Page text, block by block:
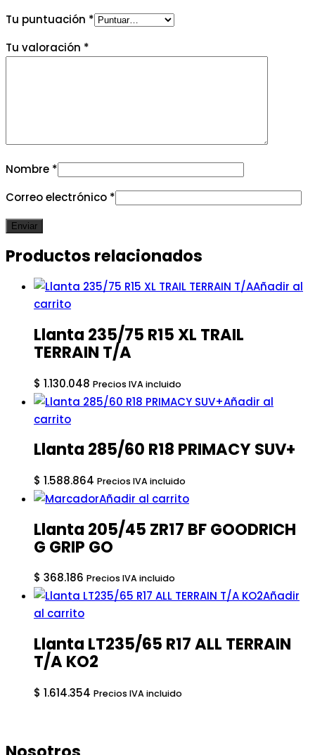
Tu puntuación *
Tu valoración *
Nombre *
Correo electrónico *
Productos relacionados
Añadir al
carrito
Llanta 235/75 R15 XL TRAIL
TERRAIN T/A
$ 1.130.048 Precios IVA incluido
Añadir al
carrito
Llanta 285/60 R18 PRIMACY SUV+
$ 1.588.864 Precios IVA incluido
Añadir al carrito
Llanta 205/45 ZR17 BF GOODRICH
G GRIP GO
$ 368.186 Precios IVA incluido
Añadir
al carrito
Llanta LT235/65 R17 ALL TERRAIN
T/A KO2
$ 1.614.354 Precios IVA incluido